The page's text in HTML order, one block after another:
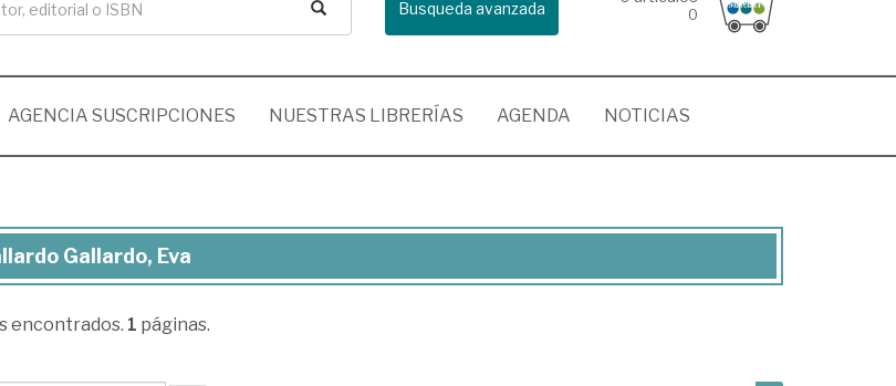
Busqueda avanzada 0
AGENCIA SUSCRIPCIONES NUESTRAS LIBRERÍAS AGENDA NOTICIAS
Gallardo, Eva
encontrados. 1 páginas.